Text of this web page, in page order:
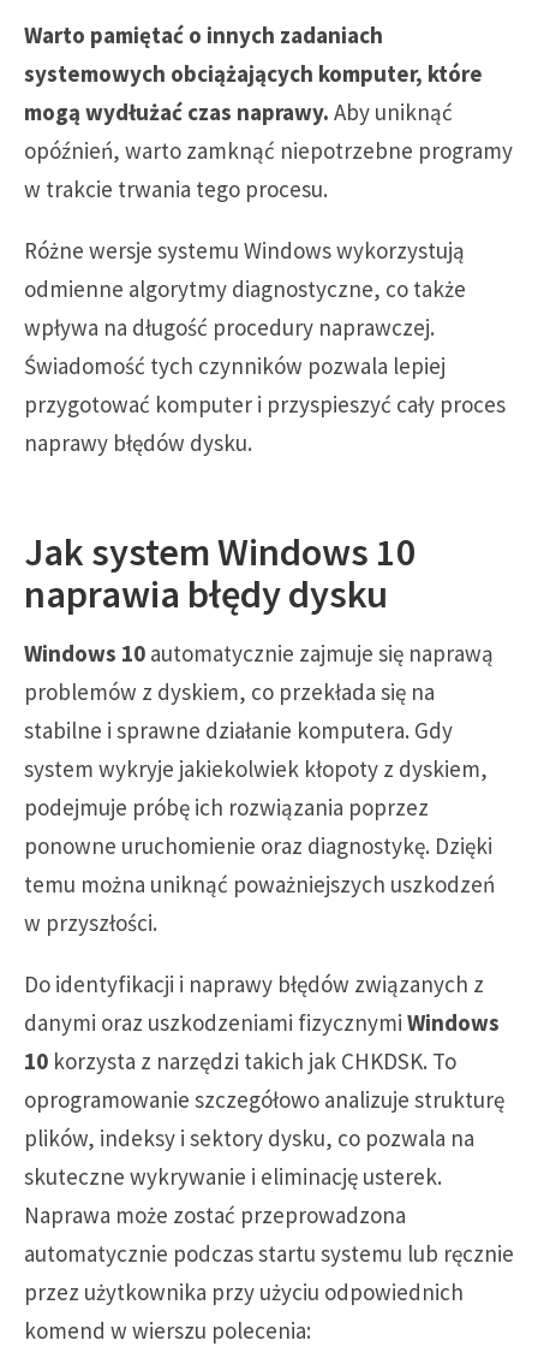
Warto pamiętać o innych zadaniach
systemowych obciążających komputer, które
mogą wydłużać czas naprawy. Aby uniknąć
opóźnień, warto zamknąć niepotrzebne programy
w trakcie trwania tego procesu.
Różne wersje systemu Windows wykorzystują
odmienne algorytmy diagnostyczne, co także
wpływa na długość procedury naprawczej.
Świadomość tych czynników pozwala lepiej
przygotować komputer i przyspieszyć cały proces
naprawy błędów dysku.
Jak system Windows 10
naprawia błędy dysku
Windows 10 automatycznie zajmuje się naprawą
problemów z dyskiem, co przekłada się na
stabilne i sprawne działanie komputera. Gdy
system wykryje jakiekolwiek kłopoty z dyskiem,
podejmuje próbę ich rozwiązania poprzez
ponowne uruchomienie oraz diagnostykę. Dzięki
temu można uniknąć poważniejszych uszkodzeń
w przyszłości.
Do identyfikacji i naprawy błędów związanych z
danymi oraz uszkodzeniami fizycznymi Windows
10 korzysta z narzędzi takich jak CHKDSK. To
oprogramowanie szczegółowo analizuje strukturę
plików, indeksy i sektory dysku, co pozwala na
skuteczne wykrywanie i eliminację usterek.
Naprawa może zostać przeprowadzona
automatycznie podczas startu systemu lub ręcznie
przez użytkownika przy użyciu odpowiednich
komend w wierszu polecenia: